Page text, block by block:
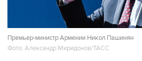
Премьер-министр Армении Никол Пашинян
Фото: Александр Миридонов/ТАСС